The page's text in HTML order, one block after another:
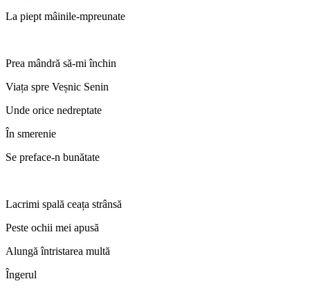
La piept mâinile-mpreunate
Prea mândră să-mi închin
Viața spre Veșnic Senin
Unde orice nedreptate
În smerenie
Se preface-n bunătate
Lacrimi spală ceața strânsă
Peste ochii mei apusă
Alungă întristarea multă
Îngerul